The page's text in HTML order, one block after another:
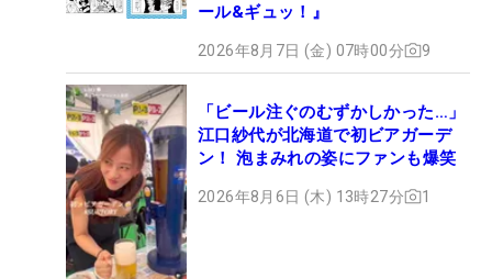
ール&ギュッ！』
2026年8月7日 (金) 07時00分 9
「ビール注ぐのむずかしかった…」
江口紗代が北海道で初ビアガーデ
ン！ 泡まみれの姿にファンも爆笑
2026年8月6日 (木) 13時27分 1